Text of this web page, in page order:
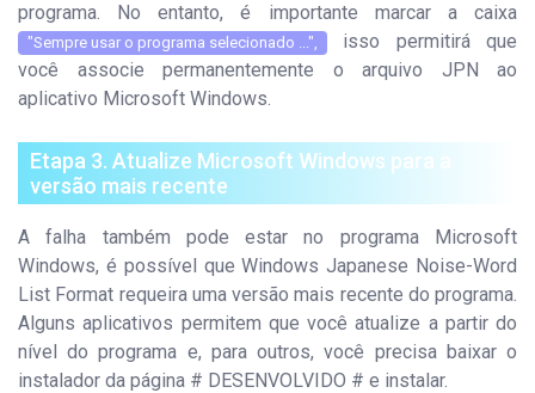
programa. No entanto, é importante marcar a caixa
"Sempre usar o programa selecionado ...",
isso permitirá que
você associe permanentemente o arquivo JPN ao
aplicativo Microsoft Windows.
Etapa 3. Atualize Microsoft Windows para a
versão mais recente
A falha também pode estar no programa Microsoft
Windows, é possível que Windows Japanese Noise-Word
List Format requeira uma versão mais recente do programa.
Alguns aplicativos permitem que você atualize a partir do
nível do programa e, para outros, você precisa baixar o
instalador da página # DESENVOLVIDO # e instalar.